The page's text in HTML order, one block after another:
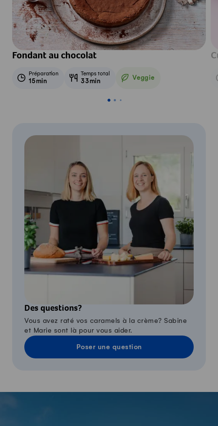
Fondant au chocolat
Préparation
15min
Temps total
33min Veggie
Veggie
Des questions?
Vous avez raté vos caramels à la crème? Sabine
et Marie sont là pour vous aider.
Poser une question